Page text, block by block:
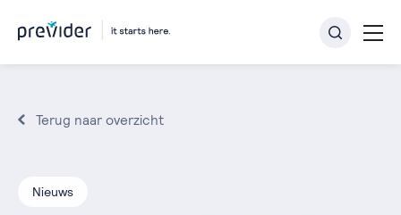
Terug naar overzicht
Nieuws